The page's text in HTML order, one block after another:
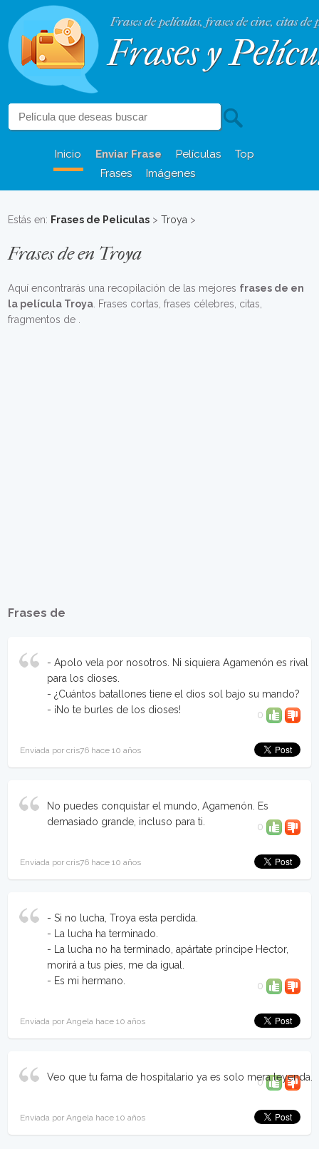
Frases de películas, frases de cine, citas de
Frases y
Inicio Enviar Frase Películas
Top
Frases
Imágenes
Estás en: Frases de Peliculas >Troya >
Frases de en Troya
Aquí encontrarás una recopilación de las mejores frases de en
la película Troya . Frases cortas, frases célebres, citas,
fragmentos de .
Frases de
- Apolo vela por nosotros. Ni siquiera Agamenón es rival
para los dioses.
- ¿Cuántos batallones tiene el dios sol bajo su mando?
- ¡No te burles de los dioses!
0
Enviada por cris76 hace 10 años
No puedes conquistar el mundo, Agamenón. Es
demasiado grande, incluso para ti.
0
Enviada por cris76 hace 10 años
- Si no lucha, Troya esta perdida.
- La lucha ha terminado.
- La lucha no ha terminado, apártate príncipe Hector,
morirá a tus pies, me da igual.
- Es mi hermano.
0
Enviada por Angela hace 10 años
Veo que tu fama de hospitalario ya es solo mera leyenda.
0
Enviada por Angela hace 10 años